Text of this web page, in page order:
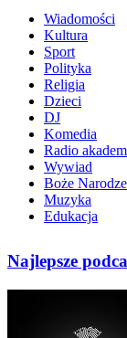
Wiadomości
Kultura
Sport
Polityka
Religia
Dzieci
DJ
Komedia
Radio
Wywiad
Boże
Muzyka
Edukacja
Najlepsze